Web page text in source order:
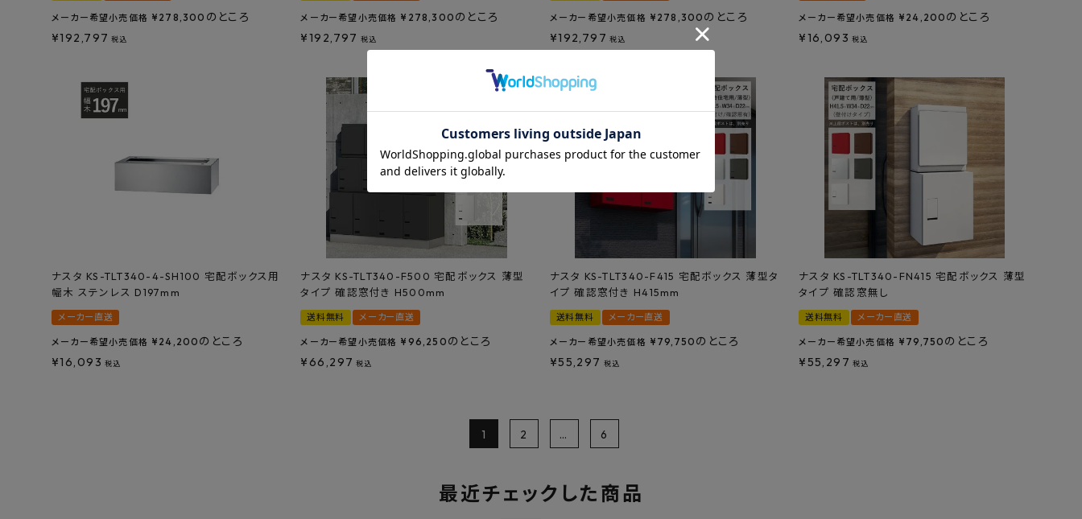
メーカー希望小売価格 ¥ 278,300 のところ
¥192,797 税込
メーカー希望小売価格 ¥ 278,300 のところ
¥192,797 税込
メーカー希望小売価格 ¥ 278,300 のところ
¥192,797 税込
メーカー希望小売価格 ¥ 24,200 のところ
¥16,093 税込
ナスタ KS-TLT340-4-SH100 宅配ボックス用
幅木 ステンレス D197mm
メーカー直送
メーカー希望小売価格 ¥ 24,200 のところ
¥16,093 税込
ナスタ KS-TLT340-F500 宅配ボックス 薄型
タイプ 確認窓付き H500mm
送料無料 メーカー直送
メーカー希望小売価格 ¥ 96,250 のところ
¥66,297 税込
ナスタ KS-TLT340-F415 宅配ボックス 薄型タ
イプ 確認窓付き H415mm
送料無料 メーカー直送
メーカー希望小売価格 ¥ 79,750 のところ
¥55,297 税込
ナスタ KS-TLT340-FN415 宅配ボックス 薄型
タイプ 確認窓無し
送料無料 メーカー直送
メーカー希望小売価格 ¥ 79,750 のところ
¥55,297 税込
1 2 … 6
最近チェックした商品